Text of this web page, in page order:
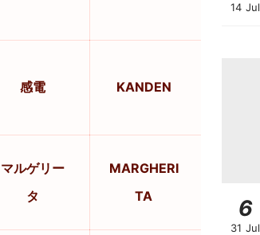
感電 KANDEN
マルゲリー
タ
MARGHERI
TA
14 Jul
6
31 Jul